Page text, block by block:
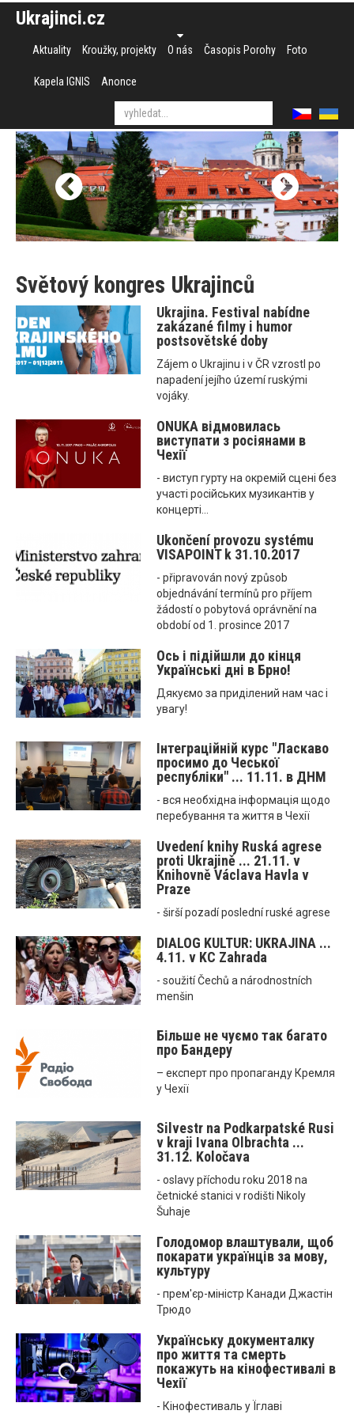
Ukrajinci.cz
Aktuality Kroužky, projekty O nás Časopis Porohy Foto
Kapela IGNIS Anonce
Světový kongres Ukrajinců
Ukrajina. Festival nabídne
zakázané filmy i humor
postsovětské doby
Zájem o Ukrajinu i v ČR vzrostl po
napadení jejího území ruskými
vojáky.
ONUKA відмовилась
виступати з росіянами в
Чехії
- виступ гурту на окремій сцені без
участі російських музикантів у
концерті...
Ukončení provozu systému
VISAPOINT k 31.10.2017
- připravován nový způsob
objednávání termínů pro příjem
žádostí o pobytová oprávnění na
období od 1. prosince 2017
Ось і підійшли до кінця
Українські дні в Брно!
Дякуємо за приділений нам час і
увагу!
Інтеграційній курс "Ласкаво
просимо до Чеської
республіки" ... 11.11. в ДНМ
- вся необхідна інформація щодо
перебування та життя в Чехії
Uvedení knihy Ruská agrese
proti Ukrajině ... 21.11. v
Knihovně Václava Havla v
Praze
- širší pozadí poslední ruské agrese
DIALOG KULTUR: UKRAJINA ...
4.11. v KC Zahrada
- soužití Čechů a národnostních
menšin
Більше не чуємо так багато
про Бандеру
– експерт про пропаганду Кремля
у Чехії
Silvestr na Podkarpatské Rusi
v kraji Ivana Olbrachta ...
31.12. Koločava
- oslavy příchodu roku 2018 na
četnické stanici v rodišti Nikoly
Šuhaje
Голодомор влаштували, щоб
покарати українців за мову,
культуру
- прем'єр-міністр Канади Джастін
Трюдо
Українську документалку
про життя та смерть
покажуть на кінофестивалі в
Чехії
- Кінофестиваль у Їглаві